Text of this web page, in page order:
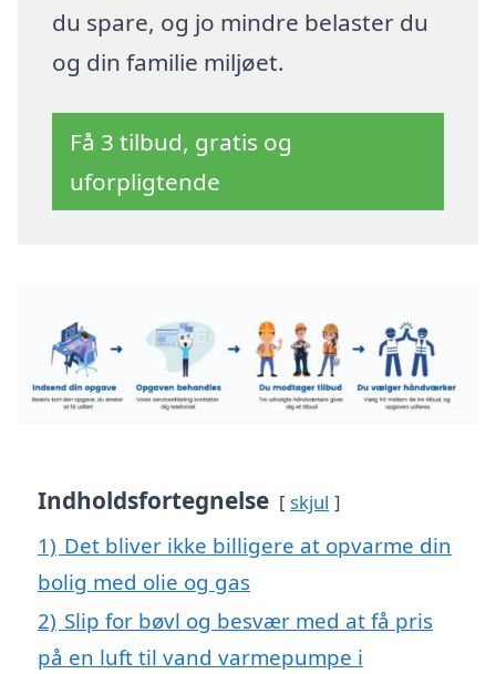
du spare, og jo mindre belaster du
og din familie miljøet.
Få 3 tilbud, gratis og
uforpligtende
Indholdsfortegnelse skjul
1) Det bliver ikke billigere at opvarme din
bolig med olie og gas
2) Slip for bøvl og besvær med at få pris
på en luft til vand varmepumpe i